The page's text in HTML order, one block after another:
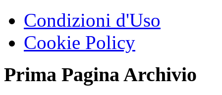
Condizioni d'Uso
Cookie Policy
Prima Pagina Archivio